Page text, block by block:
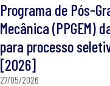
Programa de Pós-
Mecânica (PPGEM)
para processo
[2026]
27/05/2026